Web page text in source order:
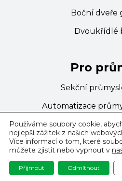
Boční dveře
Dvoukřídlé
Pro
Sekční
Automatizace
Automatizace
Technické
Vysokorychlostní
Používáme soubory cookie,
nejlepší zážitek z našich
Více informací o tom, které
můžete zjistit nebo vypnout v
Přijmout Odmítnout